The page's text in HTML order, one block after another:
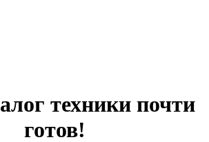
техники почти
готов!